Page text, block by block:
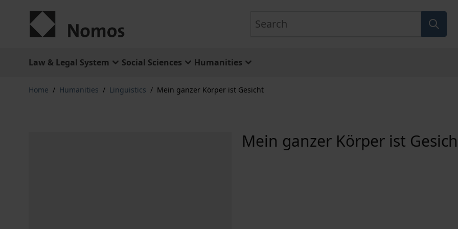
Law & Legal System Social Sciences Humanities
Home / Humanities / Linguistics / Mein ganzer Körper ist Gesicht
Mein ganzer Körper ist